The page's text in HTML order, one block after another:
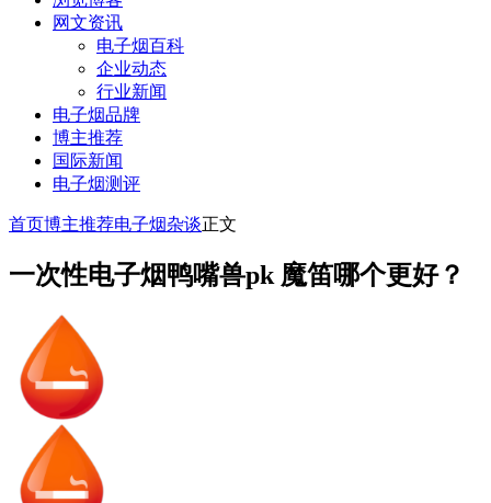
网文资讯
电子烟百科
企业动态
行业新闻
电子烟品牌
博主推荐
国际新闻
电子烟测评
首页博主推荐电子烟杂谈正文
一次性电子烟鸭嘴兽pk 魔笛哪个更好？